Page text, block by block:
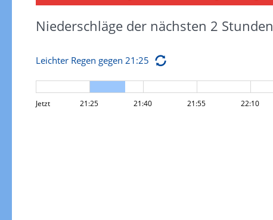
Niederschläge der nächsten 2 Stunden
Leichter Regen gegen 21:25
Jetzt 21:25 21:40 21:55 22:10